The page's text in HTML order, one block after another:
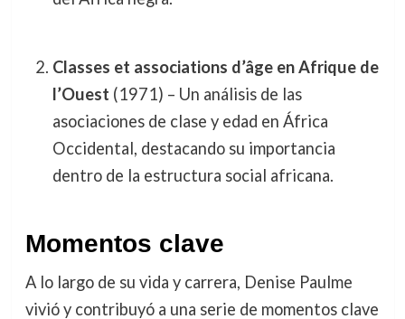
Classes et associations d’âge en Afrique de
l’Ouest (1971) – Un análisis de las
asociaciones de clase y edad en África
Occidental, destacando su importancia
dentro de la estructura social africana.
Momentos clave
A lo largo de su vida y carrera, Denise Paulme
vivió y contribuyó a una serie de momentos clave